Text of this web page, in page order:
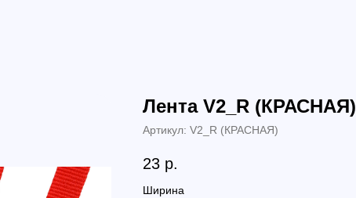
Лента V2_R (КРАСНАЯ)
Артикул: V2_R (КРАСНАЯ)
23 р.
Ширина